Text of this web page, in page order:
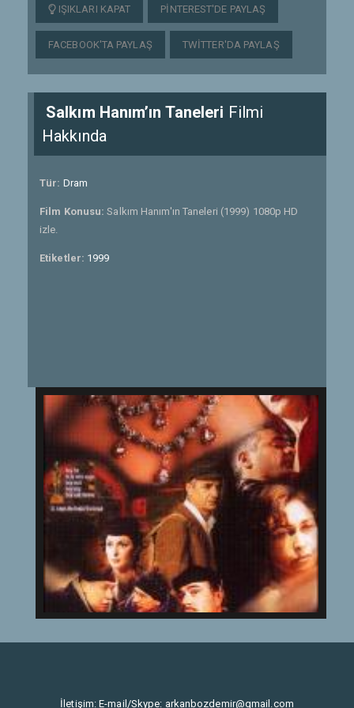
IŞIKLARI KAPAT PINTEREST'DE PAYLAŞ
FACEBOOK'TA PAYLAŞ TWITTER'DA PAYLAŞ
Salkım Hanım’ın Taneleri Filmi
Hakkında
Tür: Dram
Film Konusu:Salkım Hanım'ın Taneleri (1999) 1080p HD
izle.
Etiketler: 1999
İletişim: E-mail/Skype: arkanbozdemir@gmail.com